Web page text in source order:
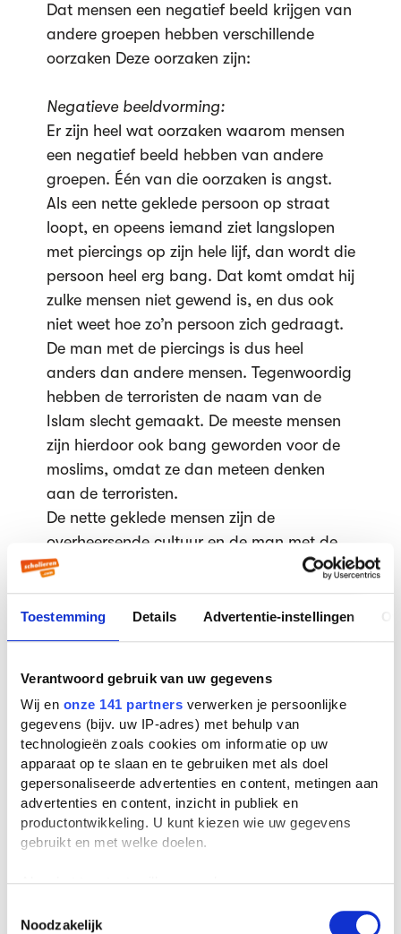
Toestemming Details Advertentie-instellingen
Verantwoord gebruik van uw gegevens
Wij en onze 141 partners verwerken je persoonlijke
gegevens (bijv. uw IP-adres) met behulp van
technologieën zoals cookies om informatie op uw
apparaat op te slaan en te gebruiken met als doel
gepersonaliseerde advertenties en content, metingen aan
advertenties en content, inzicht in publiek en
productontwikkeling. U kunt kiezen wie uw gegevens
gebruikt en met welke doelen.
Als u het toestaat, willen we ook graag:
locatie, die tot een paar meter nauwkeurig kan zijn
Noodzakelijk
Dat mensen een negatief beeld krijgen van
andere groepen hebben verschillende
oorzaken Deze oorzaken zijn:
Negatieve beeldvorming:
Er zijn heel wat oorzaken waarom mensen
een negatief beeld hebben van andere
groepen. Één van die oorzaken is angst.
Als een nette geklede persoon op straat
loopt, en opeens iemand ziet langslopen
met piercings op zijn hele lijf, dan wordt die
persoon heel erg bang. Dat komt omdat hij
zulke mensen niet gewend is, en dus ook
niet weet hoe zo’n persoon zich gedraagt.
De man met de piercings is dus heel
anders dan andere mensen. Tegenwoordig
hebben de terroristen de naam van de
Islam slecht gemaakt. De meeste mensen
zijn hierdoor ook bang geworden voor de
moslims, omdat ze dan meteen denken
aan de terroristen.
De nette geklede mensen zijn de
overheersende cultuur en de man met de
piercing hoort bij de subcultuur. Een
subcultuur is een cultuur, dat afwijkt van
een overheersende cultuur.
De omgeving waar je in woont heeft heel
wat invloed over hoe jij je later zult
gedragen. Denk bijvoorbeeld aan de
opvoeding die je mee krijgt. Als je
bijvoorbeeld altijd hoort dat antilianen lui
zijn of dat turken stinken, dan ga je dat je
hele leven lang blijven denken, wat
Discriminatie